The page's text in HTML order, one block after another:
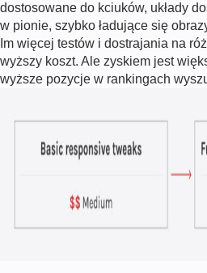
dostosowane do kciuków, układy
w pionie, szybko ładujące się
Im więcej testów i dostrajania na
wyższy koszt. Ale zyskiem jest
wyższe pozycje w rankingach